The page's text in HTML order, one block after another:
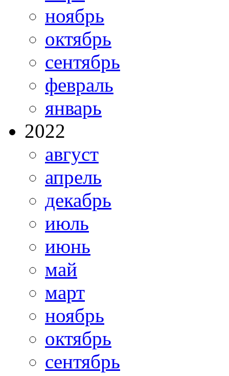
ноябрь
октябрь
сентябрь
февраль
январь
2022
август
апрель
декабрь
июль
июнь
май
март
ноябрь
октябрь
сентябрь